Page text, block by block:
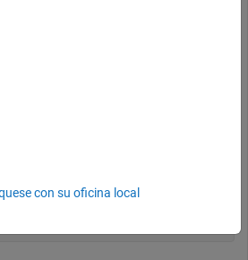
con la aplicación, cierre Excel en
con su oficina local